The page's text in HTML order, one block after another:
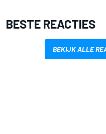
BESTE REACTIES
BEKIJK ALLE